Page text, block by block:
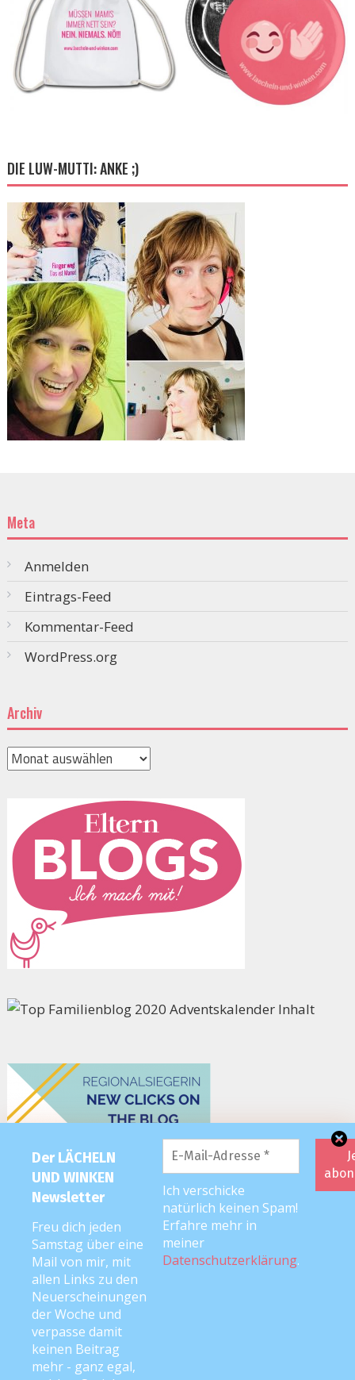
Der LÄCHELN
UND WINKEN
Newsletter
Freu dich jeden
Samstag über eine
Mail von mir, mit
allen Links zu den
Neuerscheinungen
der Woche und
verpasse damit
keinen Beitrag
mehr - ganz egal,
Ich verschicke
natürlich keinen Spam!
Erfahre mehr in
meiner
Datenschutzerklärung.
DIE LUW-MUTTI: ANKE ;)
Meta
Anmelden
Eintrags-Feed
Kommentar-Feed
WordPress.org
Archiv
Archiv